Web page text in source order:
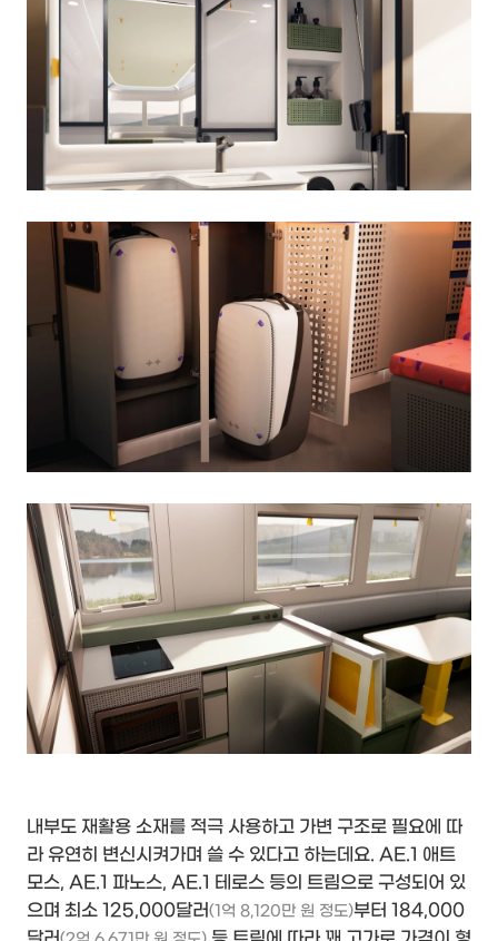
내부도 재활용 소재를 적극 사용하고 가변 구조로 필요에 따
라 유연히 변신시켜가며 쓸 수 있다고 하는데요. AE.1 애트
모스, AE.1 파노스, AE.1 테로스 등의 트림으로 구성되어 있
으며 최소 125,000달러(1억 8,120만 원 정도)부터 184,000